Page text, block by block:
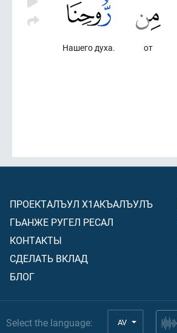
от
Нашего духа.
ПРОЕКТАЛЪУЛ Х1АКЪАЛЪУЛЪ
ГЬАНЖЕ РУГЕЛ РЕСАЛ
КОНТАКТЫ
СДЕЛАТЬ ВКЛАД
БЛОГ
Select the language: AV